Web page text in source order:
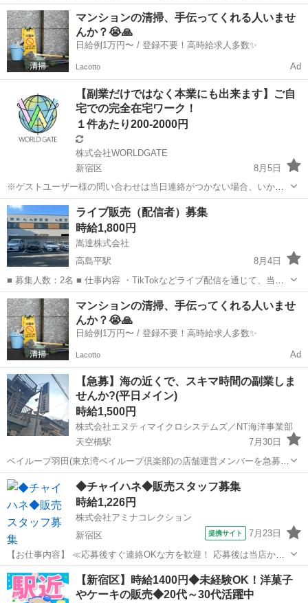
が取り扱う優良製品や自社開発商を紹介・販売を行う ・商品の魅力を
視聴者に楽しく伝え、コメント対応や視聴者とのコミュニケーション
を図る ・...
東京 板橋区 その他 ライブ
マンションの清掃、手伝ってくれる人いませ
んか？😭🙏
日給例1万円〜 / 登録不要！高時給求人多数✨
Lacotto Ad
【副業だけではなく本業にも出来ます】ご自
宅での完全在宅ワーク！
１件あたり200-2000円
株式会社WORLDGATE
新宿区
8月5日
※ゲストユーザー様の問い合わせは当日連絡がつかない場合、いかな
る場合もキャンセル、通報させていただきます。 【本業にされている
方、多数】 現在、お家で育児をしながらお仕事をしたいママさんか
ら、別事業をされている事...
東京 新宿区 その他 給料
ライブ販売（配信者）募集
時給1,800円
嵩達株式会社
高島平駅
8月4日
■ 募集人数：2名 ■ 仕事内容 ・TikTokなどライブ配信を通じて、当社
が取り扱う優良製品や自社開発商を紹介・販売を行う ・商品の魅力を
視聴者に楽しく伝え、コメント対応や視聴者とのコミュニケーション
を図る ・...
東京 板橋区 その他 ライブ
マンションの清掃、手伝ってくれる人いませ
んか？😭🙏
日給例1万円〜 / 登録不要！高時給求人多数✨
Lacotto Ad
【急募】海の近くで、スキマ時間の副業しま
せんか?(平日メイン)
時給1,500円
株式会社エヌティマイクロシステムズ／NT海洋事業部
天空橋駅
7月30日
ベイループ羽田(東京湾ベイループ倶楽部)の店舗運営メンバーを急募し
ます。 ベイループは、レンタルスペース・イベント運営・釣具の展示
販売などを行う、羽田の地域密着型スポットです。 フルリモートワー
クをされている方、副業...
東京 天空橋駅 その他 羽田
◆チャイハネ◆販売スタッフ募集
時給1,226円
株式会社アミナコレクション
新宿区
提携サイト 7月23日
【お仕事内容】 ≪応募後すぐ連絡OKな方を歓迎！ 応募後は当店から
お電話・メールでご連絡します≫ ・面接時に履歴書の持参をお願いし
ています！ ・ご不明点はお気軽にご連絡ください！ ■CAMP・
RESORT・TRAVELをテ...
東京 新宿区 その他
【新宿区】時給1400円◆未経験OK！洋菓子
やケーキの販売◆20代～30代活躍中